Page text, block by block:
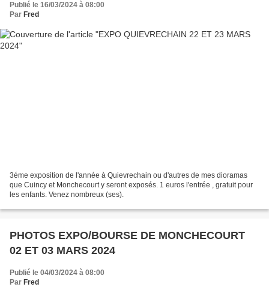
Publié le 16/03/2024 à 08:00
Par Fred
3éme exposition de l'année à Quievrechain ou d'autres de mes dioramas
que Cuincy et Monchecourt y seront exposés. 1 euros l'entrée , gratuit pour
les enfants. Venez nombreux (ses).
PHOTOS EXPO/BOURSE DE MONCHECOURT
02 ET 03 MARS 2024
Publié le 04/03/2024 à 08:00
Par Fred